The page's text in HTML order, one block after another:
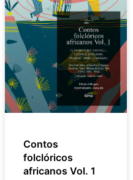
Contos
folclóricos
africanos Vol. 1